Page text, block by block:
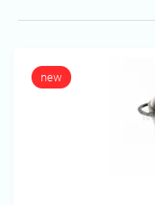
new